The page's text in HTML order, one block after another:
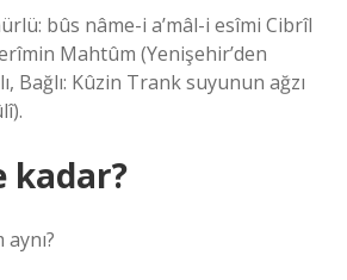
bûs nâme-i a’mâl-i esîmi Cibrîl
Mahtûm (Yenişehir’den
Bağlı: Kûzin Trank suyunun ağzı
kadar?